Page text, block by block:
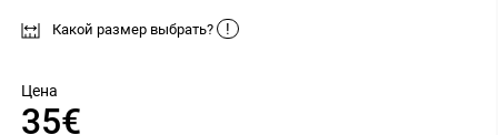
Какой размер выбрать? !
Цена
35€